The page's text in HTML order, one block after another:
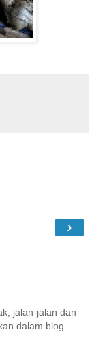
›
jalan-jalan dan
dalam blog.